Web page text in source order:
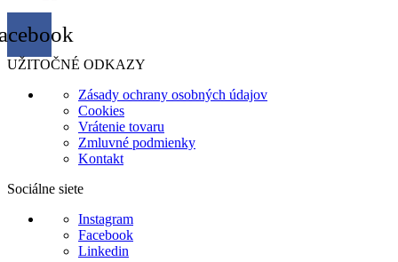
UŽITOČNÉ ODKAZY
Zásady ochrany osobných údajov
Cookies
Vrátenie tovaru
Zmluvné podmienky
Kontakt
Sociálne siete
Instagram
Facebook
Linkedin